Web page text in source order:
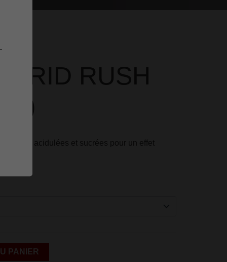
RUSH
notes acidulées et sucrées pour un effet
PANIER